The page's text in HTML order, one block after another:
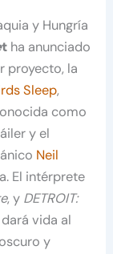
y Hungría
t ha anunciado
proyecto, la
Sleep,
como
y el
Neil
El intérprete
, y DETROIT:
vida al
y